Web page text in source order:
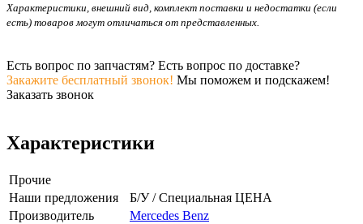
Характеристики, внешний вид, комплект поставки и недостатки (если
есть) товаров могут отличаться от представленных.
Есть вопрос по запчастям? Есть вопрос по доставке?
Закажите бесплатный звонок! Мы поможем и подскажем!
Заказать звонок
Характеристики
Прочие
Наши предложения
Б/У / Специальная ЦЕНА
Производитель
Mercedes Benz